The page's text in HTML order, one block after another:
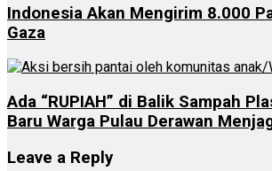
Indonesia Akan Mengirim 8.000
Gaza
Ada “RUPIAH” di Balik Sampah
Baru Warga Pulau Derawan
Leave a Reply